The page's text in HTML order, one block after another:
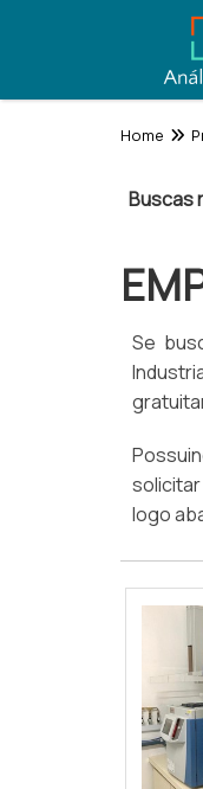
Home
Buscas
Se
logo